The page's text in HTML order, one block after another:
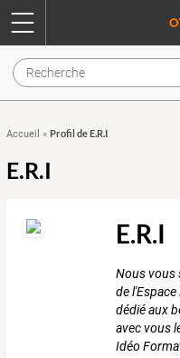
Accueil » Profil de E.R.I
E.R.I
E.R.I
Nous vous
de
dédié aux
avec vous
Idéo